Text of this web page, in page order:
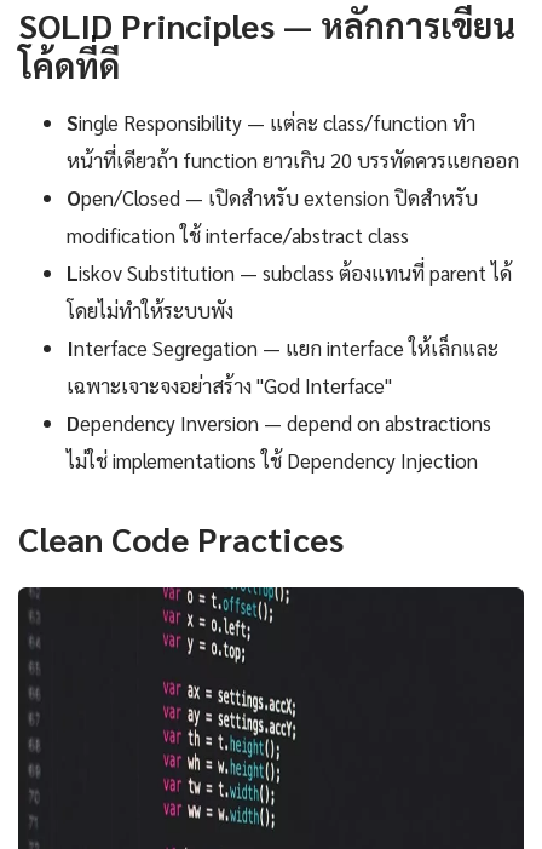
SOLID Principles — หลักการเขียน
โค้ดที่ดี
Single Responsibility — แต่ละ class/function ทำ
หน้าที่เดียวถ้า function ยาวเกิน 20 บรรทัดควรแยกออก
Open/Closed — เปิดสำหรับ extension ปิดสำหรับ
modification ใช้ interface/abstract class
Liskov Substitution — subclass ต้องแทนที่ parent ได้
โดยไม่ทำให้ระบบพัง
Interface Segregation — แยก interface ให้เล็กและ
เฉพาะเจาะจงอย่าสร้าง "God Interface"
Dependency Inversion — depend on abstractions
ไม่ใช่ implementations ใช้ Dependency Injection
Clean Code Practices